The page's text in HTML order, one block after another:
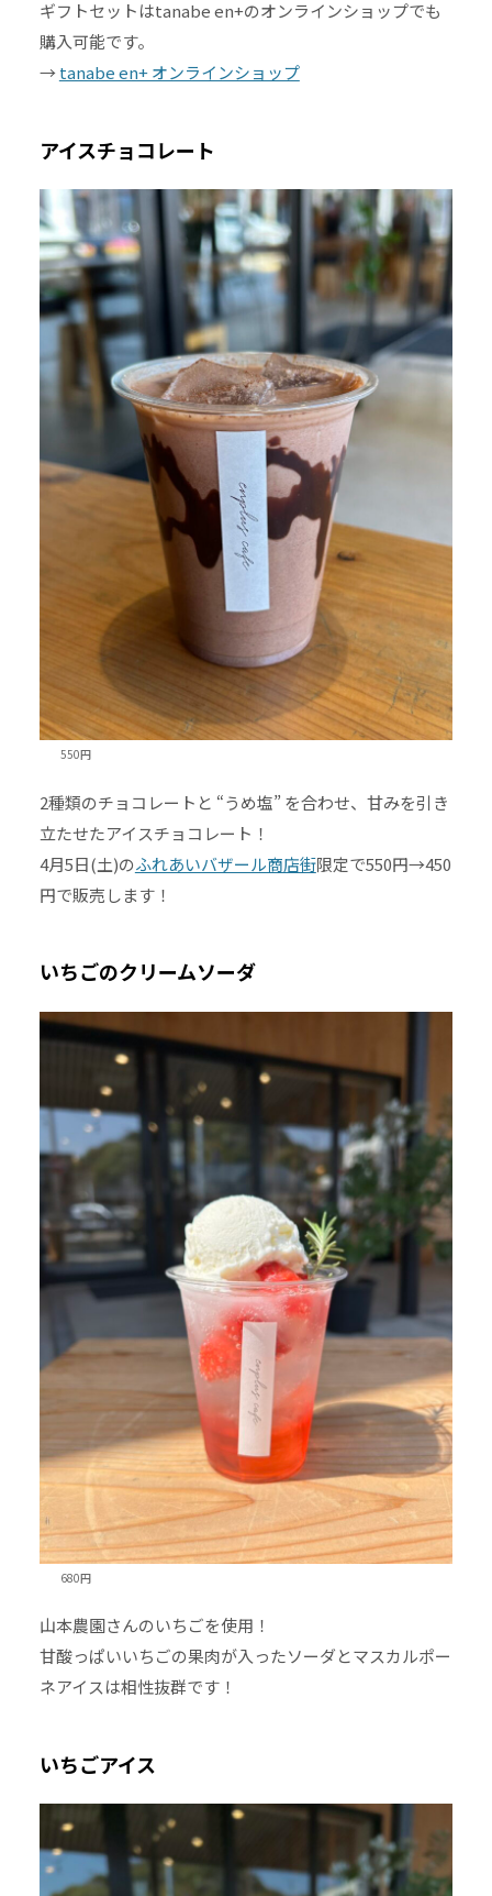
ギフトセットはtanabe en+のオンラインショップでも
購入可能です。
→tanabe en+ オンラインショップ
アイスチョコレート
550円
2種類のチョコレートと “うめ塩” を合わせ、甘みを引き
立たせたアイスチョコレート！
4月5日(土)のふれあいバザール商店街限定で550円→450
円で販売します！
いちごのクリームソーダ
680円
山本農園さんのいちごを使用！
甘酸っぱいいちごの果肉が入ったソーダとマスカルポー
ネアイスは相性抜群です！
いちごアイス